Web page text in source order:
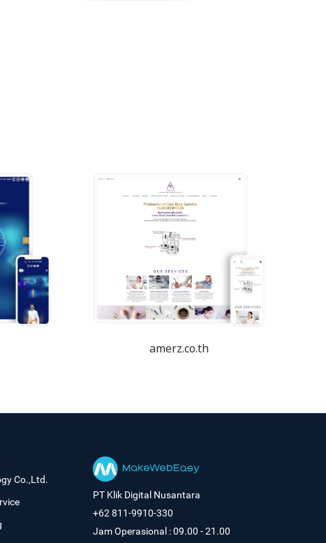
amerz.co.th
Co.,Ltd.
PT Klik Digital Nusantara
+62 811-9910-330
Jam Operasional : 09.00 - 21.00